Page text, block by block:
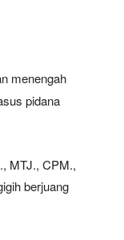
menengah
pidana
MTJ., CPM.,
berjuang